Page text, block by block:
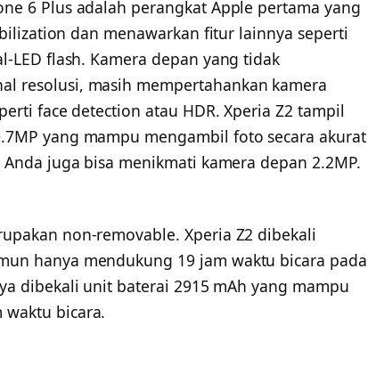
6 Plus adalah perangkat Apple pertama yang
dan menawarkan fitur lainnya seperti
LED flash. Kamera depan yang tidak
resolusi, masih mempertahankan kamera
face detection atau HDR. Xperia Z2 tampil
yang mampu mengambil foto secara akurat
juga bisa menikmati kamera depan 2.2MP.
non-removable. Xperia Z2 dibekali
hanya mendukung 19 jam waktu bicara pada
dibekali unit baterai 2915 mAh yang mampu
waktu bicara.